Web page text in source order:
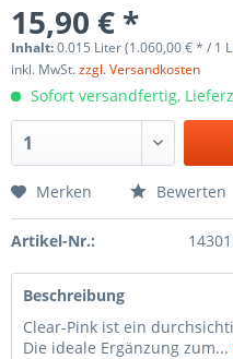
15,90 € *
Inhalt:0.015 Liter (1.060,00 € * / 1
inkl. MwSt.zzgl. Versandkosten
Sofort versandfertig,
Merken Bewerten
Artikel-Nr.:
Beschreibung
Clear-Pink ist ein
Die ideale Ergänzung zum...